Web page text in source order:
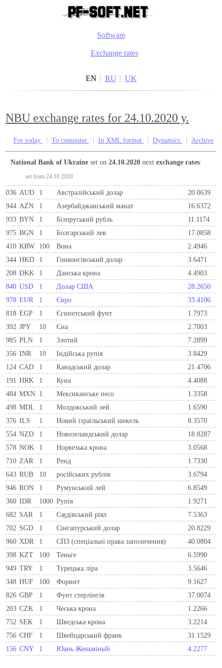
Software
Exchange rates
EN RU UK
NBU exchange rates for 24.10.2020 y.
For today To computer In XML format Dynamics Archive
National Bank of Ukraine set on24.10.2020 nextexchange rates:
set from 24.10.2020
036 AUD 1 Австралійський долар
20.0639
944 AZN 1 Азербайджанський манат
16.6372
933 BYN 1 Бiлоруський рубль
11.1174
975 BGN 1 Болгарський лев
17.0858
410 KRW 100 Вона
2.4946
344 HKD 1 Гонконгівський долар
3.6471
208 DKK 1 Данська крона
4.4903
840 USD 1 Долар США
28.2650
978 EUR 1 Євро
33.4106
818 EGP 1 Єгипетський фунт
1.7973
392 JPY 10 Єна
2.7003
985 PLN 1 Злотий
7.2899
356 INR 10 Індійська рупія
3.8429
124 CAD 1 Канадський долар
21.4706
191 HRK 1 Куна
4.4088
484 MXN 1 Мексиканське песо
1.3358
498 MDL 1 Молдовський лей
1.6590
376 ILS 1 Новий ізраїльський шекель
8.3570
554 NZD 1 Новозеландський долар
18.8287
578 NOK 1 Норвезька крона
3.0568
710 ZAR 1 Ренд
1.7330
643 RUB 10 російських рублів
3.6794
946 RON 1 Румунський лей
6.8549
360 IDR 1000 Рупія
1.9271
682 SAR 1 Саудівський ріял
7.5363
702 SGD 1 Сінгапурський долар
20.8229
960 XDR 1 СПЗ (спеціальні права запозичення)
40.0804
398 KZT 100 Теньге
6.5990
949 TRY 1 Турецька ліра
3.5646
348 HUF 100 Форинт
9.1627
826 GBP 1 Фунт стерлінгів
37.0074
203 CZK 1 Чеська крона
1.2266
752 SEK 1 Шведська крона
3.2214
756 CHF 1 Швейцарський франк
31.1529
156 CNY 1 Юань Женьміньбі 4.2277